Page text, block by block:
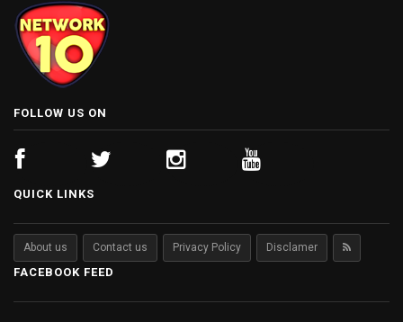
FOLLOW US ON
QUICK LINKS
About us Contact us Privacy Policy Disclamer
FACEBOOK FEED